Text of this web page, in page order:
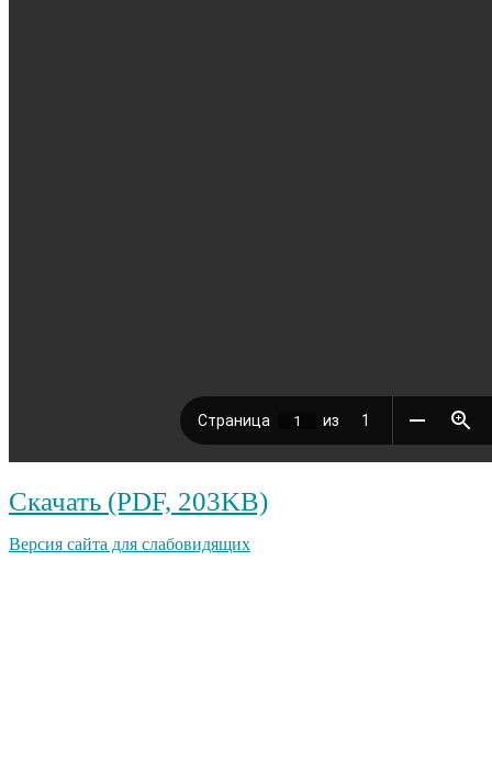
Скачать (PDF, 203KB)
Версия сайта для слабовидящих